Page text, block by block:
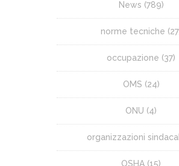
News (789)
norme tecniche
occupazione (37)
OMS (24)
ONU (4)
organizzazioni
OSHA (15)